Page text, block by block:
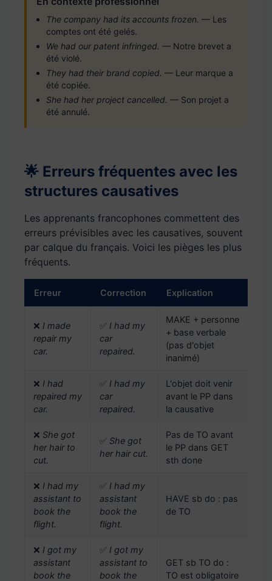
The company had its accounts frozen. — Les
comptes ont été gelés.
We had our patent infringed. — Notre brevet a
été violé.
They had their brand copied. — Leur marque a
été copiée.
She had her project cancelled. — Son projet a
été annulé.
🌟 Erreurs fréquentes avec les
structures causatives
Les apprenants francophones commettent des
erreurs prévisibles avec les causatives, souvent
par calque du français. Voici les pièges les plus
fréquents.
Erreur Correction Explication
❌ I made
repair my
car.
✅ I had my
car
repaired.
MAKE + personne
+ base verbale
(pas d'objet
inanimé)
❌ I had
repaired my
car.
✅ I had my
car
repaired.
L'objet doit venir
avant le PP dans
la causative
❌ She got
her hair to
cut.
✅ She got
her hair cut.
Pas de TO avant
le PP dans GET
sth done
❌ I had my
assistant to
book the
flight.
✅ I had my
assistant
book the
flight.
HAVE sb do : pas
de TO
❌ I got my
assistant
book the
✅ I got my
assistant to
book the
GET sb TO do :
TO est obligatoire